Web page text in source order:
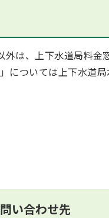
外は、上下水道局料
については上下水道
い合わせ先